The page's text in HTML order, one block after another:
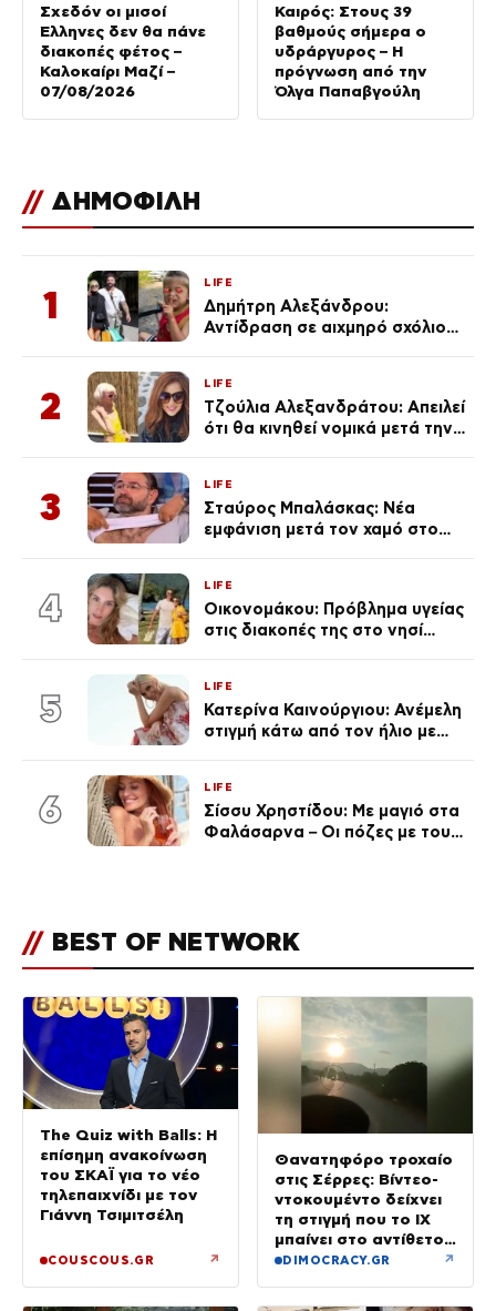
Σχεδόν οι μισοί
Έλληνες δεν θα πάνε
διακοπές φέτος –
Καλοκαίρι Μαζί –
07/08/2026
Καιρός: Στους 39
βαθμούς σήμερα ο
υδράργυρος – Η
πρόγνωση από την
Όλγα Παπαβγούλη
// ΔΗΜΟΦΙΛΗ
1
LIFE
Δημήτρη Αλεξάνδρου:
Αντίδραση σε αιχμηρό σχόλιο
2
LIFE
Τζούλια Αλεξανδράτου: Απειλεί
ότι θα κινηθεί νομικά μετά την
3
LIFE
Σταύρος Μπαλάσκας: Νέα
εμφάνιση μετά τον χαμό στο
4
LIFE
Οικονομάκου: Πρόβλημα υγείας
στις διακοπές της στο νησί
5
LIFE
Κατερίνα Καινούργιου: Ανέμελη
στιγμή κάτω από τον ήλιο με
6
LIFE
Σίσσυ Χρηστίδου: Με μαγιό στα
Φαλάσαρνα – Οι πόζες με τους
// BEST OF NETWORK
The Quiz with Balls: Η
επίσημη ανακοίνωση
του ΣΚΑΪ για το νέο
τηλεπαιχνίδι με τον
Γιάννη Τσιμιτσέλη
COUSCOUS.GR ↗
Θανατηφόρο τροχαίο
στις Σέρρες: Βίντεο-
ντοκουμέντο δείχνει
τη στιγμή που το ΙΧ
μπαίνει στο αντίθετο
ρεύμα – Ακαριαία
DIMOCRACY.GR ↗